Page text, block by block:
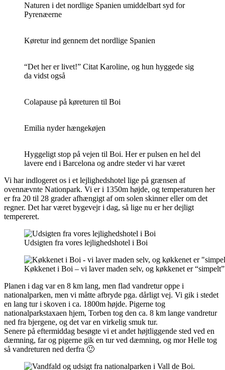
Naturen i det nordlige Spanien umiddelbart syd for
Pyrenæerne
Køretur ind gennem det nordlige Spanien
“Det her er livet!” Citat Karoline, og hun hyggede sig
da vidst også
Colapause på køreturen til Boi
Emilia nyder hængekøjen
Hyggeligt stop på vejen til Boi. Her er pulsen en hel del
lavere end i Barcelona og andre steder vi har været
Vi har indlogeret os i et lejlighedshotel lige på grænsen af
ovennævnte Nationpark. Vi er i 1350m højde, og temperaturen her
er fra 20 til 28 grader afhængigt af om solen skinner eller om det
regner. Det har været bygevejr i dag, så lige nu er her dejligt
tempereret.
Udsigten fra vores lejlighedshotel i Boi
Køkkenet i Boi – vi laver maden selv, og køkkenet er “simpelt”
Planen i dag var en 8 km lang, men flad vandretur oppe i
nationalparken, men vi måtte afbryde pga. dårligt vej. Vi gik i stedet
en lang tur i skoven i ca. 1800m højde. Pigerne tog
nationalparkstaxaen hjem, Torben tog den ca. 8 km lange vandretur
ned fra bjergene, og det var en virkelig smuk tur.
Senere på eftermiddag besøgte vi et andet højtliggende sted ved en
dæmning, far og pigerne gik en tur ved dæmning, og mor Helle tog
så vandreturen ned derfra 🙂